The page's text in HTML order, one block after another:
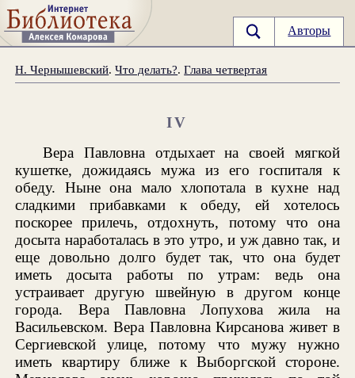
Авторы
Н. Чернышевский.Что делать?.Глава четвертая
IV
Вера Павловна отдыхает на своей мягкой
кушетке, дожидаясь мужа из его госпиталя к
обеду. Ныне она мало хлопотала в кухне над
сладкими прибавками к обеду, ей хотелось
поскорее прилечь, отдохнуть, потому что она
досыта наработалась в это утро, и уж давно так, и
еще довольно долго будет так, что она будет
иметь досыта работы по утрам: ведь она
устраивает другую швейную в другом конце
города. Вера Павловна Лопухова жила на
Васильевском. Вера Павловна Кирсанова живет в
Сергиевской улице, потому что мужу нужно
иметь квартиру ближе к Выборгской стороне.